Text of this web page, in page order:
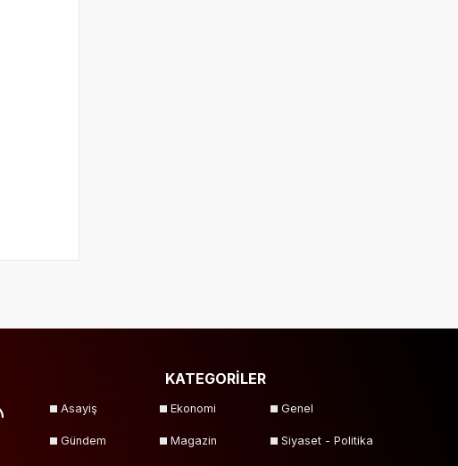
KATEGORİLER
Asayiş Ekonomi Genel
Gündem Magazin Siyaset - Politika